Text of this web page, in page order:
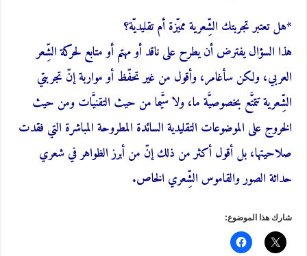
*هل تعتبر تجربتك الشِّعرية مميّزة أم تقليديّة؟
هذا السؤال يفترض أن يطرح على ناقد أو مهتم أو متابع لحركة الشِّعر
العربي، ولكن سأغامر، وأقول من غير تحفّظ أو مواربة إنّ تجربتي
الشِّعرية تتمتَّع بخصوصيَّة ما، ولا سيَّما من حيث التقنيَّات ومن حيث
الخروج على الموضوعات التقليدية السائدة المطروحة المباشرة التي فقدت
صلاحيتها، بل أقول أكثر من ذلك إنّ من أبرز الظواهر في شعري
حداثة الصور والقاموس الشِّعري الخاص.
شارك هذا الموضوع: